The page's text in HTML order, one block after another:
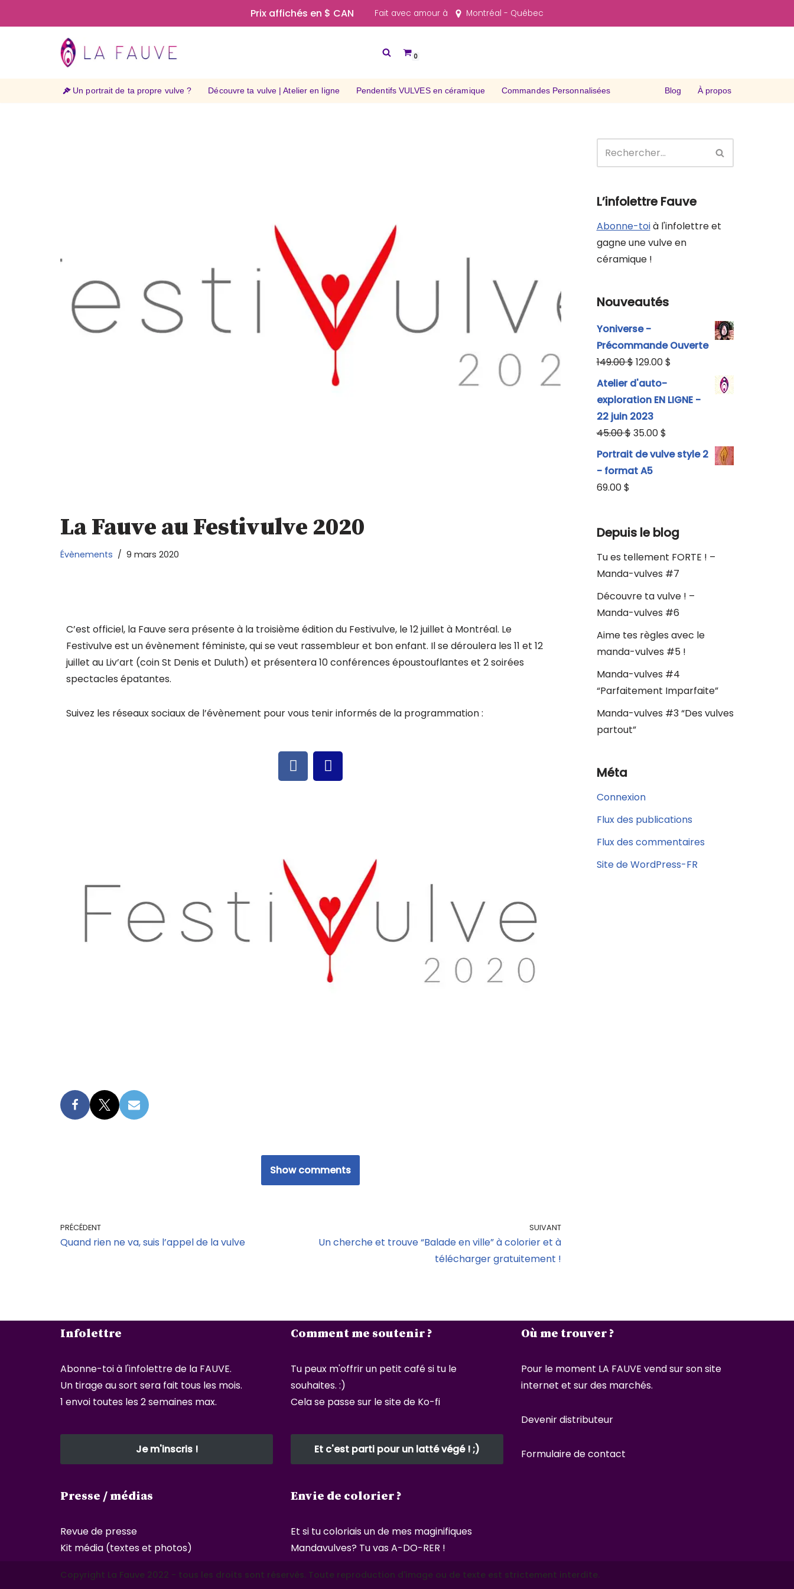
Prix affichés en $ CAN Fait avec amour à Montréal - Québec
0
Un portrait de ta propre vulve ? Découvre ta vulve | Atelier en ligne Pendentifs VULVES en céramique Commandes Personnalisées Blog À propos
La Fauve au Festivulve 2020
Évènements 9 mars 2020
C’est officiel, la Fauve sera présente à la troisième édition du Festivulve, le 12 juillet à Montréal. Le
Festivulve est un évènement féministe, qui se veut rassembleur et bon enfant. Il se déroulera les 11 et 12
juillet au Liv’art (coin St Denis et Duluth) et présentera 10 conférences époustouflantes et 2 soirées
spectacles épatantes.
Suivez les réseaux sociaux de l’évènement pour vous tenir informés de la programmation :
Show comments
PRÉCÉDENT
Quand rien ne va, suis l’appel de la vulve
SUIVANT
Un cherche et trouve “Balade en ville” à colorier et à
télécharger gratuitement !
L’infolettre Fauve
Abonne-toià l'infolettre et
gagne une vulve en
céramique !
Nouveautés
Yoniverse -
Précommande Ouverte
149.00$129.00$
Atelier d'auto-
exploration EN LIGNE -
22 juin 2023
45.00$35.00$
Portrait de vulve style 2
- format A5
69.00$
Depuis le blog
Tu es tellement FORTE ! –
Manda-vulves #7
Découvre ta vulve ! –
Manda-vulves #6
Aime tes règles avec le
manda-vulves #5 !
Manda-vulves #4
“Parfaitement Imparfaite”
Manda-vulves #3 “Des vulves
partout”
Méta
Connexion
Flux des publications
Flux des commentaires
Site de WordPress-FR
Infolettre
Abonne-toi à l'infolettre de la FAUVE.
Un tirage au sort sera fait tous les mois.
1 envoi toutes les 2 semaines max.
Je m'inscris !
Presse / médias
Revue de presse
Kit média (textes et photos)
Comment me soutenir ?
Tu peux m'offrir un petit café si tu le
souhaites. :)
Cela se passe sur le site de Ko-fi
Et c'est parti pour un latté végé ! ;)
Envie de colorier ?
Et si tu coloriais un de mes maginifiques
Mandavulves? Tu vas A-DO-RER !
Où me trouver ?
Pour le moment LA FAUVE vend sur son site
internet et sur des marchés.
Devenir distributeur
Formulaire de contact
Copyright La Fauve 2022 - tous les droits sont réservés. Toute reproduction d'image ou de texte est strictement interdite.